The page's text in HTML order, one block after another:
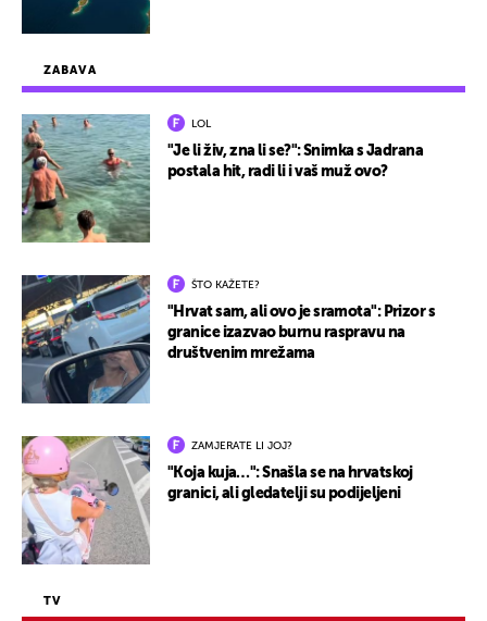
ZABAVA
LOL
"Je li živ, zna li se?": Snimka s Jadrana
postala hit, radi li i vaš muž ovo?
ŠTO KAŽETE?
"Hrvat sam, ali ovo je sramota": Prizor s
granice izazvao burnu raspravu na
društvenim mrežama
ZAMJERATE LI JOJ?
"Koja kuja…": Snašla se na hrvatskoj
granici, ali gledatelji su podijeljeni
TV